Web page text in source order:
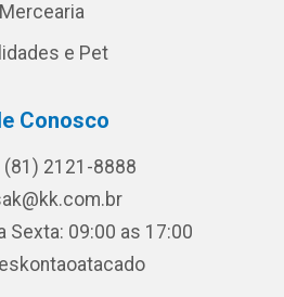
Mercearia
e Pet
Conosco
(81) 2121-8888
Sexta: 09:00 as 17:00